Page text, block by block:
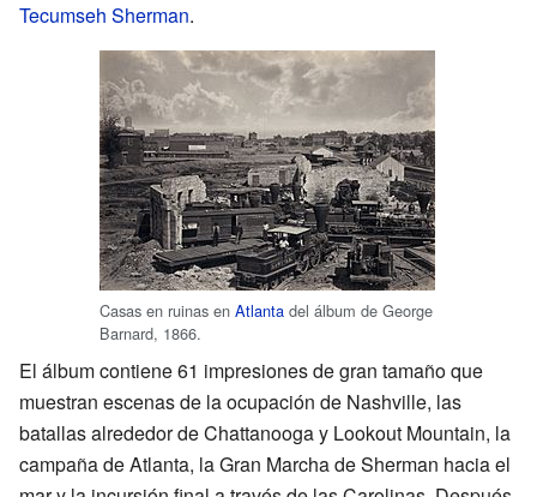
Tecumseh Sherman.
Casas en ruinas en Atlanta del álbum de George
Barnard, 1866.
El álbum contiene 61 impresiones de gran tamaño que
muestran escenas de la ocupación de Nashville, las
batallas alrededor de Chattanooga y Lookout Mountain, la
campaña de Atlanta, la Gran Marcha de Sherman hacia el